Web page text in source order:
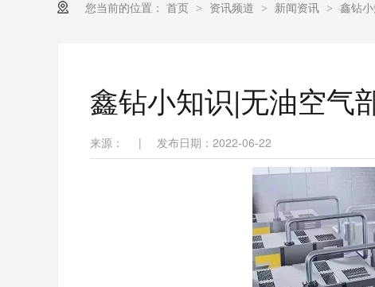
您当前的位置： 首页 > 资讯频道 > 新闻资讯 > 鑫钻
鑫钻小知识|无油空气
来源： | 发布日期：2022-06-22